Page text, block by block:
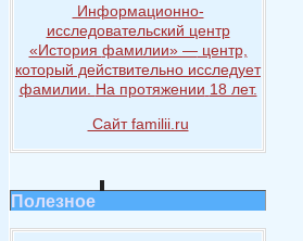
Информационно-
исследовательский центр
«История фамилии» —центр,
который действительно исследует
фамилии. На протяжении 18 лет.
Сайт familii.ru
Полезное